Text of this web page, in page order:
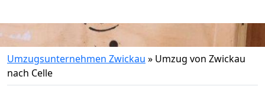
Umzugsunternehmen Zwickau » Umzug von Zwickau
nach Celle